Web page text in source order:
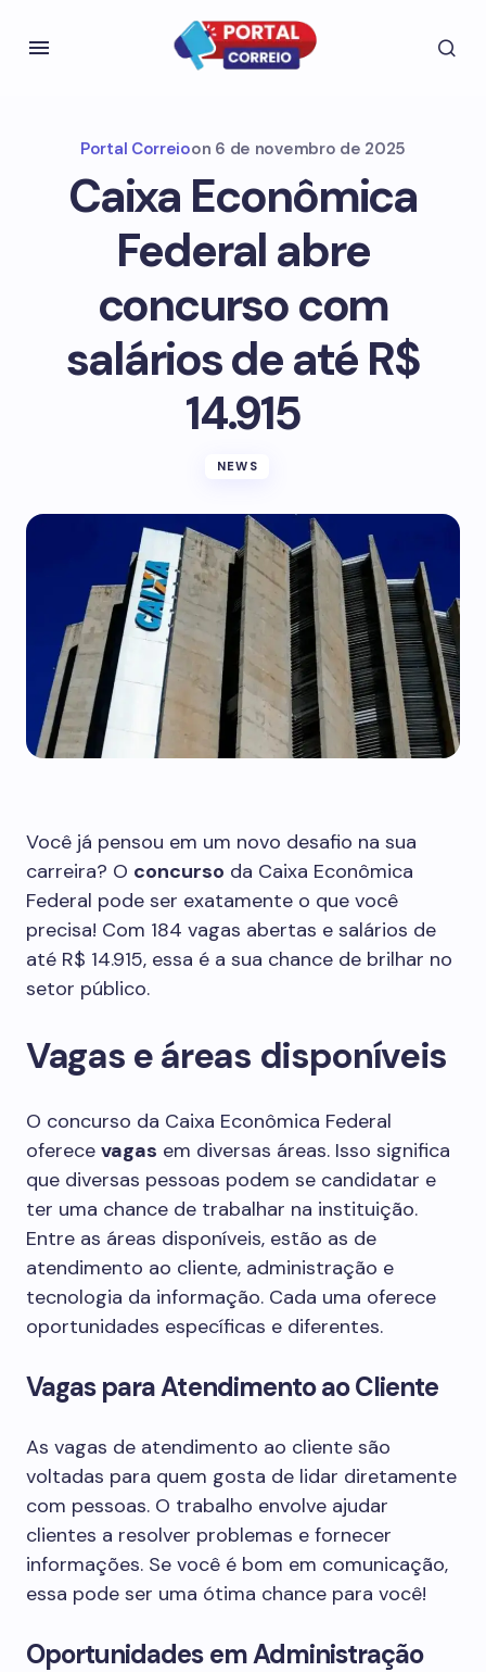
Portal Correioon 6 de novembro de 2025
Caixa Econômica
Federal abre
concurso com
salários de até R$
14.915
NEWS
Você já pensou em um novo desafio na sua
carreira? O concurso da Caixa Econômica
Federal pode ser exatamente o que você
precisa! Com 184 vagas abertas e salários de
até R$ 14.915, essa é a sua chance de brilhar no
setor público.
Vagas e áreas disponíveis
O concurso da Caixa Econômica Federal
oferece vagas em diversas áreas. Isso significa
que diversas pessoas podem se candidatar e
ter uma chance de trabalhar na instituição.
Entre as áreas disponíveis, estão as de
atendimento ao cliente, administração e
tecnologia da informação. Cada uma oferece
oportunidades específicas e diferentes.
Vagas para Atendimento ao Cliente
As vagas de atendimento ao cliente são
voltadas para quem gosta de lidar diretamente
com pessoas. O trabalho envolve ajudar
clientes a resolver problemas e fornecer
informações. Se você é bom em comunicação,
essa pode ser uma ótima chance para você!
Oportunidades em Administração